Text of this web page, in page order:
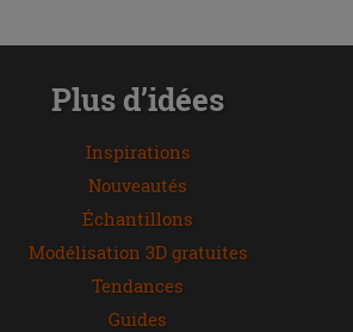
Plus d’idées
Inspirations
Nouveautés
Échantillons
Modélisation 3D gratuites
Tendances
Guides